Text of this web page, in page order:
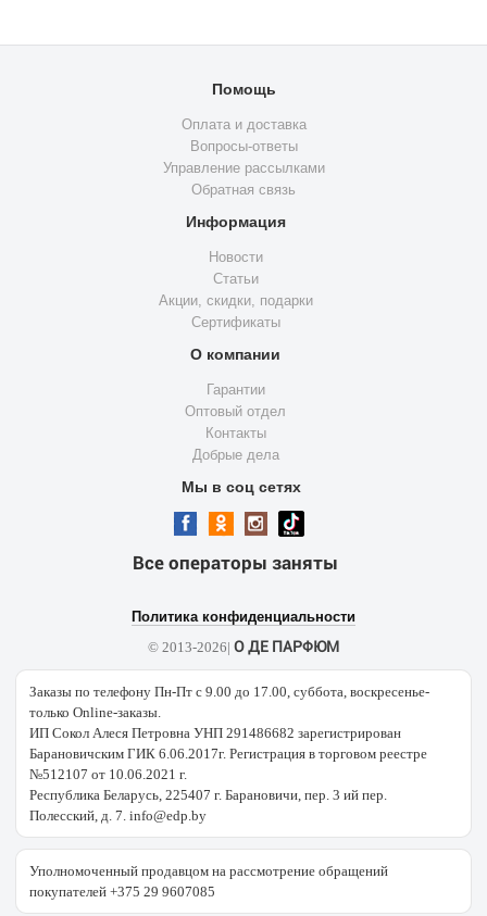
Помощь
Оплата и доставка
Вопросы-ответы
Управление рассылками
Обратная связь
Информация
Новости
Статьи
Акции, скидки, подарки
Сертификаты
О компании
Гарантии
Оптовый отдел
Контакты
Добрые дела
Мы в соц сетях
Все операторы заняты
Политика конфиденциальности
© 2013-2026| О ДЕ ПАРФЮМ
Заказы по телефону Пн-Пт с 9.00 до 17.00, суббота, воскресенье-
только Online-заказы.
ИП Сокол Алеся Петровна УНП 291486682 зарегистрирован
Барановичским ГИК 6.06.2017г. Регистрация в торговом реестре
№512107 от 10.06.2021 г.
Республика Беларусь, 225407 г. Барановичи, пер. 3 ий пер.
Полесский, д. 7. info@edp.by
Уполномоченный продавцом на рассмотрение обращений
покупателей +375 29 9607085